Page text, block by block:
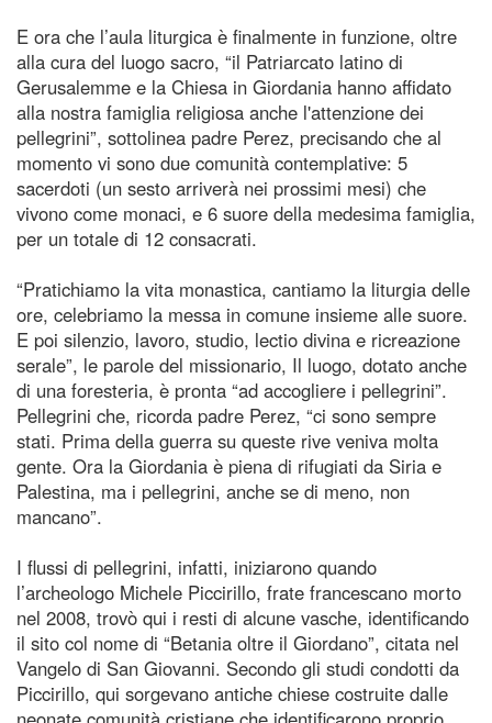
E ora che l’aula liturgica è finalmente in funzione, oltre
alla cura del luogo sacro, “il Patriarcato latino di
Gerusalemme e la Chiesa in Giordania hanno affidato
alla nostra famiglia religiosa anche l'attenzione dei
pellegrini”, sottolinea padre Perez, precisando che al
momento vi sono due comunità contemplative: 5
sacerdoti (un sesto arriverà nei prossimi mesi) che
vivono come monaci, e 6 suore della medesima famiglia,
per un totale di 12 consacrati.
“Pratichiamo la vita monastica, cantiamo la liturgia delle
ore, celebriamo la messa in comune insieme alle suore.
E poi silenzio, lavoro, studio, lectio divina e ricreazione
serale”, le parole del missionario, Il luogo, dotato anche
di una foresteria, è pronta “ad accogliere i pellegrini”.
Pellegrini che, ricorda padre Perez, “ci sono sempre
stati. Prima della guerra su queste rive veniva molta
gente. Ora la Giordania è piena di rifugiati da Siria e
Palestina, ma i pellegrini, anche se di meno, non
mancano”.
I flussi di pellegrini, infatti, iniziarono quando
l’archeologo Michele Piccirillo, frate francescano morto
nel 2008, trovò qui i resti di alcune vasche, identificando
il sito col nome di “Betania oltre il Giordano”, citata nel
Vangelo di San Giovanni. Secondo gli studi condotti da
Piccirillo, qui sorgevano antiche chiese costruite dalle